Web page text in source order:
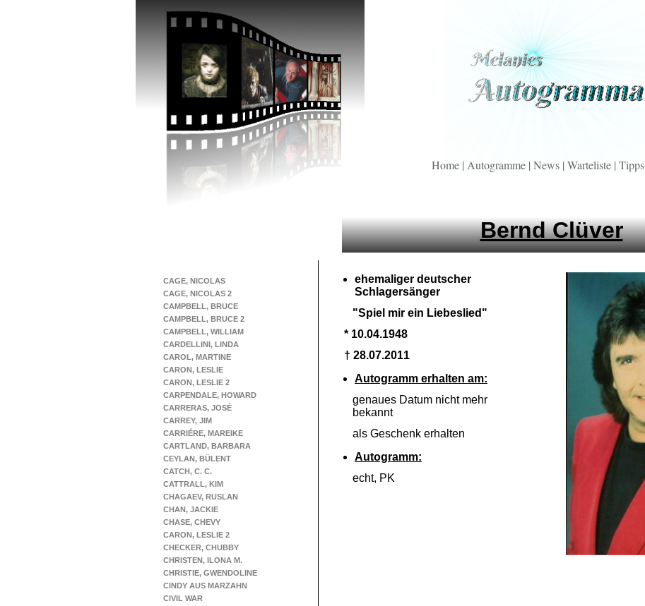
CAGE, NICOLAS
CAGE, NICOLAS 2
CAMPBELL, BRUCE
CAMPBELL, BRUCE 2
CAMPBELL, WILLIAM
CARDELLINI, LINDA
CAROL, MARTINE
CARON, LESLIE
CARON, LESLIE 2
CARPENDALE, HOWARD
CARRERAS, JOSÉ
CARREY, JIM
CARRIÉRE, MAREIKE
CARTLAND, BARBARA
CEYLAN, BÜLENT
CATCH, C. C.
CATTRALL, KIM
CHAGAEV, RUSLAN
CHAN, JACKIE
CHASE, CHEVY
CARON, LESLIE 2
CHECKER, CHUBBY
CHRISTEN, ILONA M.
CHRISTIE, GWENDOLINE
CINDY AUS MARZAHN
CIVIL WAR
Bernd Clüver
ehemaliger deutscher
Schlagersänger
"Spiel mir ein Liebeslied"
* 10.04.1948
† 28.07.2011
Autogramm erhalten am:
genaues Datum nicht mehr
bekannt
als Geschenk erhalten
Autogramm:
echt, PK
Home | Autogramme | News | Warteliste | Tipps